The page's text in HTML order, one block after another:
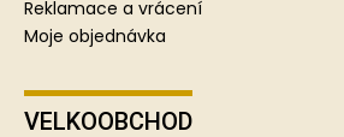
Reklamace a vrácení
Moje objednávka
VELKOOBCHOD